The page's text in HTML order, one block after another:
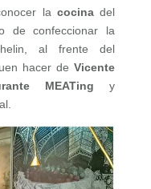
la cocinadel
de confeccionar la
al frente del
hacer deVicente
MEATing y